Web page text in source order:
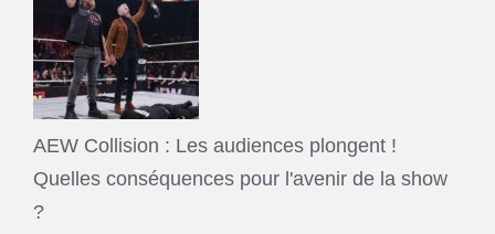
AEW Collision : Les audiences plongent !
Quelles conséquences pour l'avenir de la show
?